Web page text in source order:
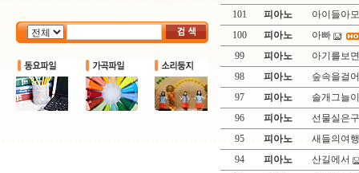
101
피아노
아이들아
100
피아노
아빠
99
피아노
아기를보
98
피아노
숲속을걸
97
피아노
솔개그늘
96
피아노
선물실은
95
피아노
새들의여행
94
피아노
산길에서